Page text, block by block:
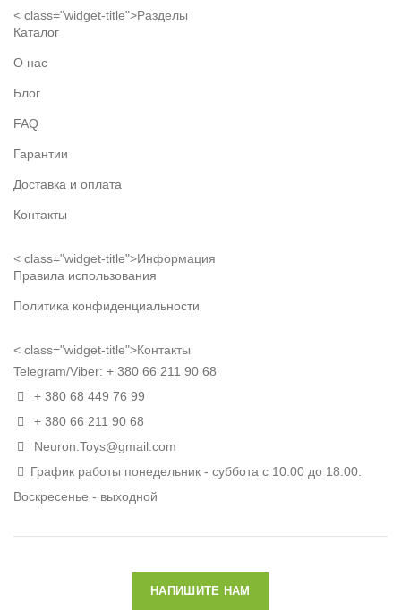
< class="widget-title">Разделы
Каталог
О нас
Блог
FAQ
Гарантии
Доставка и оплата
Контакты
< class="widget-title">Информация
Правила использования
Политика конфиденциальности
< class="widget-title">Контакты
Telegram/Viber: + 380 66 211 90 68
+ 380 68 449 76 99
+ 380 66 211 90 68
Neuron.Toys@gmail.com
График работы понедельник - суббота с 10.00 до 18.00.
Воскресенье - выходной
НАПИШИТЕ НАМ